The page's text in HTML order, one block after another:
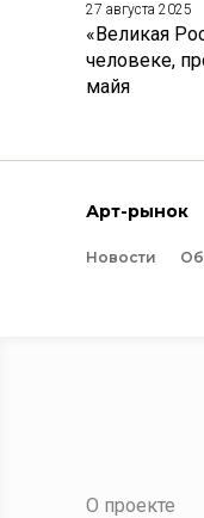
27 августа 2025
«Великая
человеке,
майя
Арт-рынок
Новости
О проекте